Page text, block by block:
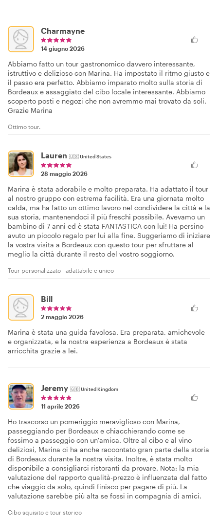
Charmayne
14 giugno 2026
Abbiamo fatto un tour gastronomico davvero interessante,
istruttivo e delizioso con Marina. Ha impostato il ritmo giusto e
il passo era perfetto. Abbiamo imparato molto sulla storia di
Bordeaux e assaggiato del cibo locale interessante. Abbiamo
scoperto posti e negozi che non avremmo mai trovato da soli.
Grazie Marina
Ottimo tour.
Lauren 🇺🇸United States
28 maggio 2026
Marina è stata adorabile e molto preparata. Ha adattato il tour
al nostro gruppo con estrema facilità. Era una giornata molto
calda, ma ha fatto un ottimo lavoro nel condividere la città e la
sua storia, mantenendoci il più freschi possibile. Avevamo un
bambino di 7 anni ed è stata FANTASTICA con lui! Ha persino
avuto un piccolo regalo per lui alla fine. Suggeriamo di iniziare
la vostra visita a Bordeaux con questo tour per sfruttare al
meglio la città durante il resto del vostro soggiorno.
Tour personalizzato - adattabile e unico
Bill
2 maggio 2026
Marina è stata una guida favolosa. Era preparata, amichevole
e organizzata, e la nostra esperienza a Bordeaux è stata
arricchita grazie a lei.
Jeremy 🇬🇧United Kingdom
11 aprile 2026
Ho trascorso un pomeriggio meraviglioso con Marina,
passeggiando per Bordeaux e chiacchierando come se
fossimo a passeggio con un'amica. Oltre al cibo e al vino
deliziosi, Marina ci ha anche raccontato gran parte della storia
di Bordeaux durante la nostra visita. Inoltre, è stata molto
disponibile a consigliarci ristoranti da provare. Nota: la mia
valutazione del rapporto qualità-prezzo è influenzata dal fatto
che viaggio da solo, quindi finisco per pagare di più. La
valutazione sarebbe più alta se fossi in compagnia di amici.
Cibo squisito e tour storico